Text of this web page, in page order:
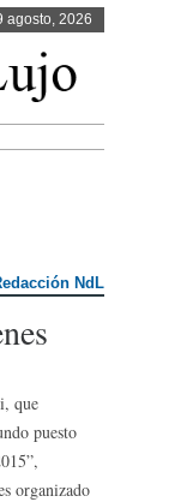
agosto, 2026
con
NdL
que
puesto
organizado